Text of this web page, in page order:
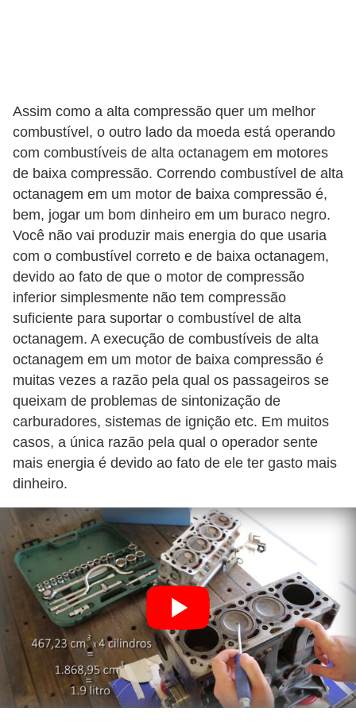
Assim como a alta compressão quer um melhor
combustível, o outro lado da moeda está operando
com combustíveis de alta octanagem em motores
de baixa compressão. Correndo combustível de alta
octanagem em um motor de baixa compressão é,
bem, jogar um bom dinheiro em um buraco negro.
Você não vai produzir mais energia do que usaria
com o combustível correto e de baixa octanagem,
devido ao fato de que o motor de compressão
inferior simplesmente não tem compressão
suficiente para suportar o combustível de alta
octanagem. A execução de combustíveis de alta
octanagem em um motor de baixa compressão é
muitas vezes a razão pela qual os passageiros se
queixam de problemas de sintonização de
carburadores, sistemas de ignição etc. Em muitos
casos, a única razão pela qual o operador sente
mais energia é devido ao fato de ele ter gasto mais
dinheiro.
u
l
o
s
M
o
t
o
s
e
s
c
o
o
t
e
r
s
o
í
i
a